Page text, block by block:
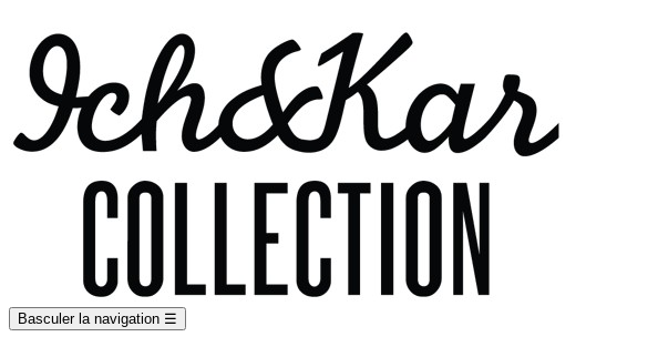
Basculer la navigation ☰